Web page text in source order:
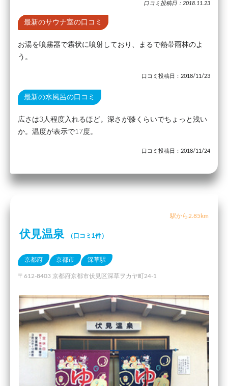
口コミ投稿日：2018.11.23
最新のサウナ室の口コミ
お湯を噴霧器で霧状に噴射しており、まるで熱帯雨林のよ
う。
口コミ投稿日：2018/11/23
最新の水風呂の口コミ
広さは3人程度入れるほど。深さが膝くらいでちょっと浅い
か。温度が表示で17度。
口コミ投稿日：2018/11/24
駅から2.85km
伏見温泉 （口コミ1件）
京都府 京都市 深草駅
〒612-8403 京都府京都市伏見区深草ヲカヤ町24-1